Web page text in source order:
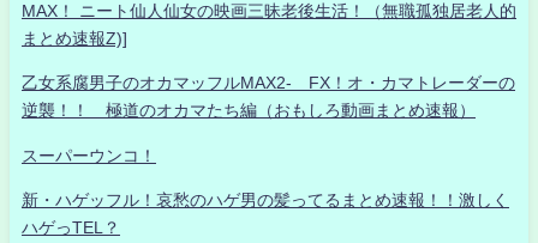
MAX！ ニート仙人仙女の映画三昧老後生活！（無職孤独居老人的
まとめ速報Z)]
乙女系腐男子のオカマッフルMAX2- FX！オ・カマトレーダーの
逆襲！！ 極道のオカマたち編（おもしろ動画まとめ速報）
スーパーウンコ！
新・ハゲッフル！哀愁のハゲ男の髪ってるまとめ速報！！激しく
ハゲっTEL？